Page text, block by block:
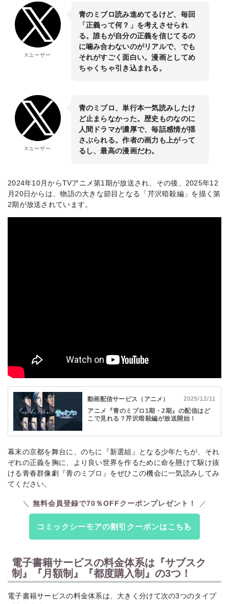
Xユーザー
青のミブロ読み進めてるけど、毎回
「正義って何？」を考えさせられ
る。誰もが自分の正義を信じてるの
に噛み合わないのがリアルで、でも
それがすごく面白い。漫画としてめ
ちゃくちゃ引き込まれる。
Xユーザー
青のミブロ、単行本一気読みしたけ
ど止まらなかった。歴史ものなのに
人間ドラマが濃厚で、毎話感情が揺
さぶられる。作者の画力も上がって
るし、最高の漫画だわ。
2024年10月からTVアニメ第1期が放送され、その後、2025年12
月20日からは、物語の大きな節目となる「芹沢暗殺編」を描く第
2期が放送されています。
動画配信サービス（アニメ） 2025/12/11
アニメ『青のミブロ1期・2期』の配信はど
こで見れる？芹沢暗殺編が放送開始！
幕末の京都を舞台に、のちに『新選組』となる少年たちが、それ
ぞれの正義を胸に、より良い世界を作るために命を懸けて駆け抜
ける青春群像劇『青のミブロ』をぜひこの機会に一気読みしてみ
てください。
無料会員登録で70％OFFクーポンプレゼント！
コミックシーモアの割引クーポンはこちら
電子書籍サービスの料金体系は『サブスク
制』『月額制』『都度購入制』の3つ！
電子書籍サービスの料金体系は、大きく分けて次の3つのタイプ